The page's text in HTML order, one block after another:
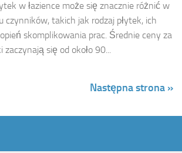
w łazience może się znacznie różnić w
czynników, takich jak rodzaj płytek, ich
skomplikowania prac. Średnie ceny za
się od około 90...
Następna strona »